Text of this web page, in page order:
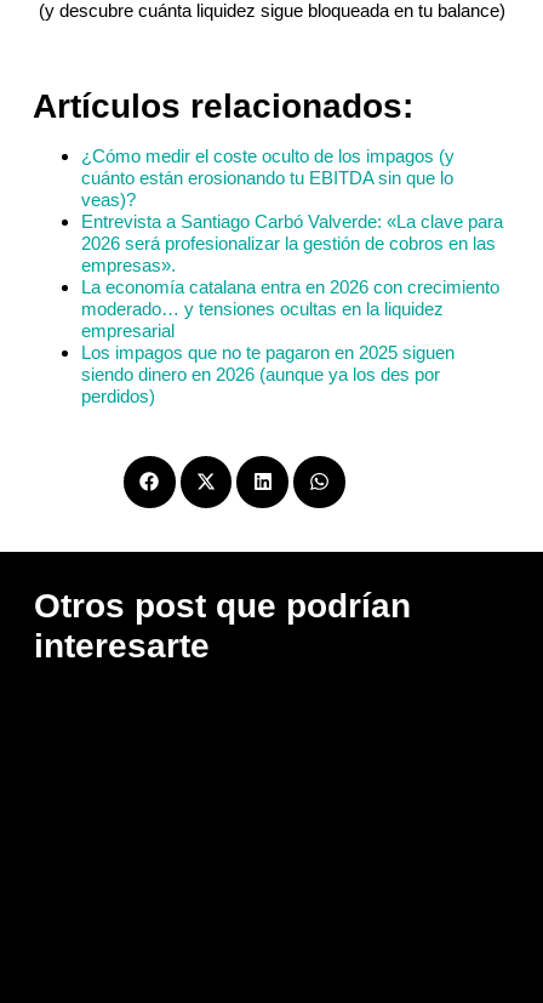
(y descubre cuánta liquidez sigue bloqueada en tu balance)
Artículos relacionados:
¿Cómo medir el coste oculto de los impagos (y
cuánto están erosionando tu EBITDA sin que lo
veas)?
Entrevista a Santiago Carbó Valverde: «La clave para
2026 será profesionalizar la gestión de cobros en las
empresas».
La economía catalana entra en 2026 con crecimiento
moderado… y tensiones ocultas en la liquidez
empresarial
Los impagos que no te pagaron en 2025 siguen
siendo dinero en 2026 (aunque ya los des por
perdidos)
Otros post que podrían
interesarte